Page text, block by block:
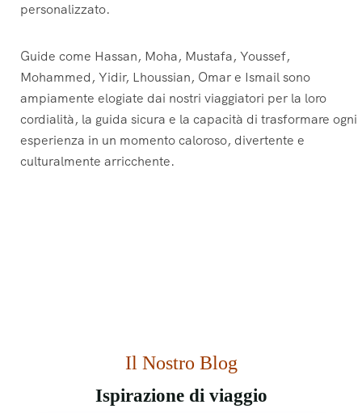
personalizzato.
Guide come Hassan, Moha, Mustafa, Youssef,
Mohammed, Yidir, Lhoussian, Omar e Ismail sono
ampiamente elogiate dai nostri viaggiatori per la loro
cordialità, la guida sicura e la capacità di trasformare ogni
esperienza in un momento caloroso, divertente e
culturalmente arricchente.
Il Nostro Blog
Ispirazione di viaggio